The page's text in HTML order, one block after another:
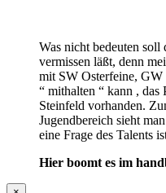
Was nicht bedeuten soll
vermissen läßt, denn
mit SW Osterfeine,
“ mithalten “ kann , das
Steinfeld vorhanden.
Jugendbereich sieht
eine Frage des Talents
Hier boomt es im